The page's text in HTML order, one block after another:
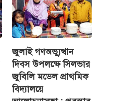
জুলাই গণঅভ্যু্ত্থান
দিবস উপলক্ষে সিলভার
জুবিলি মডেল প্রাথমিক
বিদ্যালয়ে